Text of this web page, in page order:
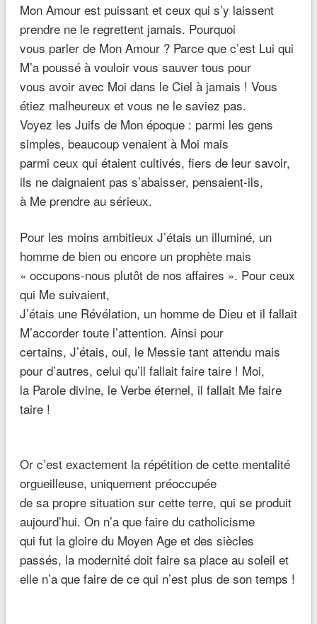
Mon Amour est puissant et ceux qui s’y laissent
prendre ne le regrettent jamais. Pourquoi
vous parler de Mon Amour ? Parce que c’est Lui qui
M’a poussé à vouloir vous sauver tous pour
vous avoir avec Moi dans le Ciel à jamais ! Vous
étiez malheureux et vous ne le saviez pas.
Voyez les Juifs de Mon époque : parmi les gens
simples, beaucoup venaient à Moi mais
parmi ceux qui étaient cultivés, fiers de leur savoir,
ils ne daignaient pas s’abaisser, pensaient-ils,
à Me prendre au sérieux.
Pour les moins ambitieux J’étais un illuminé, un
homme de bien ou encore un prophète mais
« occupons-nous plutôt de nos affaires ». Pour ceux
qui Me suivaient,
J’étais une Révélation, un homme de Dieu et il fallait
M’accorder toute l’attention. Ainsi pour
certains, J’étais, oui, le Messie tant attendu mais
pour d’autres, celui qu’il fallait faire taire ! Moi,
la Parole divine, le Verbe éternel, il fallait Me faire
taire !
Or c’est exactement la répétition de cette mentalité
orgueilleuse, uniquement préoccupée
de sa propre situation sur cette terre, qui se produit
aujourd’hui. On n’a que faire du catholicisme
qui fut la gloire du Moyen Age et des siècles
passés, la modernité doit faire sa place au soleil et
elle n’a que faire de ce qui n’est plus de son temps !